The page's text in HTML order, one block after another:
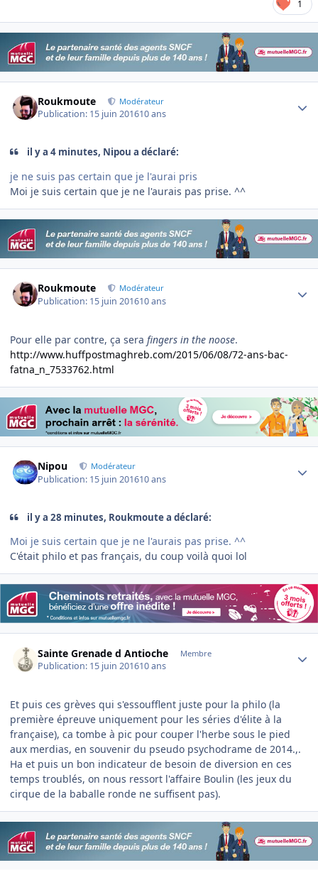
1
Roukmoute Modérateur
Publication: 15 juin 201610 ans
il y a 4 minutes, Nipou a déclaré:
je ne suis pas certain que je l'aurai pris
Moi je suis certain que je ne l'aurais pas prise. ^^
Roukmoute Modérateur
Publication: 15 juin 201610 ans
Pour elle par contre, ça sera fingers in the noose.
http://www.huffpostmaghreb.com/2015/06/08/72-ans-bac-
fatna_n_7533762.html
Nipou Modérateur
Publication: 15 juin 201610 ans
il y a 28 minutes, Roukmoute a déclaré:
Moi je suis certain que je ne l'aurais pas prise. ^^
C'était philo et pas français, du coup voilà quoi lol
Sainte Grenade d Antioche Membre
Publication: 15 juin 201610 ans
Et puis ces grèves qui s'essoufflent juste pour la philo (la
première épreuve uniquement pour les séries d'élite à la
française), ca tombe à pic pour couper l'herbe sous le pied
aux merdias, en souvenir du pseudo psychodrame de 2014.,.
Ha et puis un bon indicateur de besoin de diversion en ces
temps troublés, on nous ressort l'affaire Boulin (les jeux du
cirque de la baballe ronde ne suffisent pas).